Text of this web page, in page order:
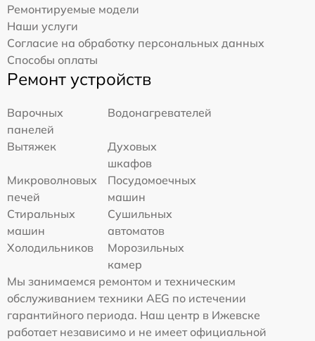
Ремонтируемые модели
Наши услуги
Согласие на обработку персональных данных
Способы оплаты
Ремонт устройств
Варочных
панелей
Водонагревателей
Вытяжек
Духовых
шкафов
Микроволновых
печей
Посудомоечных
машин
Стиральных
машин
Сушильных
автоматов
Холодильников
Морозильных
камер
Мы занимаемся ремонтом и техническим
обслуживанием техники AEG по истечении
гарантийного периода. Наш центр в Ижевске
работает независимо и не имеет официальной